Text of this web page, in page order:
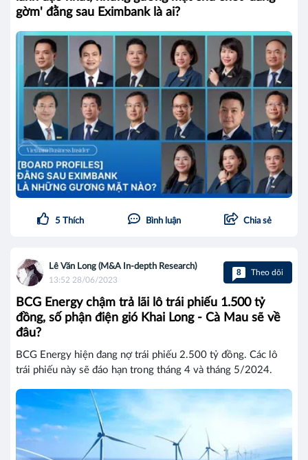
gờm' đằng sau Eximbank là ai?
5 Thích Bình luận Chia sẻ
Lê Văn Long (M&A In-depth Research)
13:52 28/06/2023
8 Theo dõi
BCG Energy chậm trả lãi lô trái phiếu 1.500 tỷ
đồng, số phận điện gió Khai Long - Cà Mau sẽ về
đâu?
BCG Energy hiện đang nợ trái phiếu 2.500 tỷ đồng. Các lô
trái phiếu này sẽ đáo hạn trong tháng 4 và tháng 5/2024.